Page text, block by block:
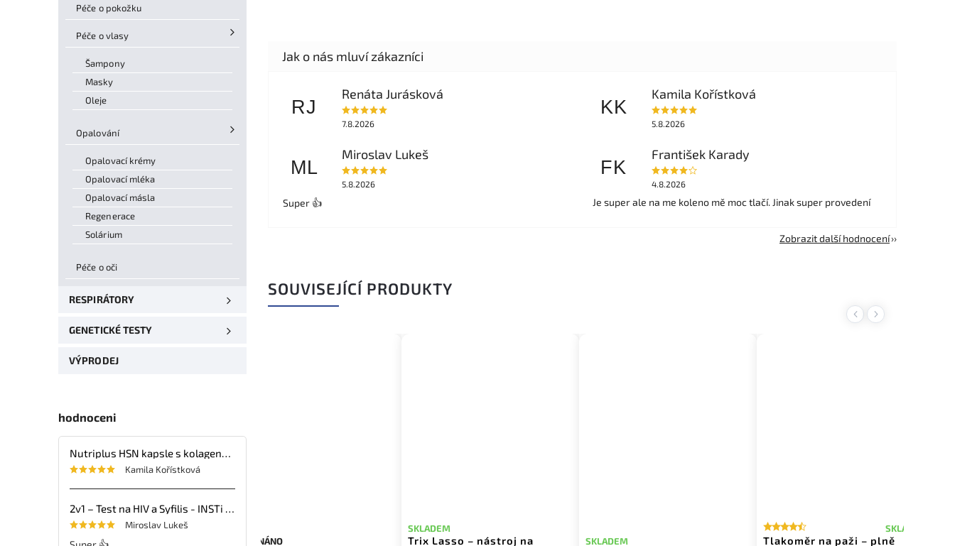
Péče o pokožku
Péče o vlasy
Šampony
Masky
Oleje
Opalování
Opalovací krémy
Opalovací mléka
Opalovací másla
Regenerace
Solárium
Péče o oči
RESPIRÁTORY
GENETICKÉ TESTY
VÝPRODEJ
hodnoceni
Kamila Kořístková
Miroslav Lukeš
RJ
Renáta Jurásková
7.8.2026
KK
Kamila Kořístková
5.8.2026
ML
Miroslav Lukeš
5.8.2026
Super 👍
FK
František Karady
4.8.2026
Je super ale na me koleno mě moc tlačí. Jinak super provedení
Zobrazit další hodnocení
SOUVISEJÍCÍ PRODUKTY
Previous
OBJEDNÁNO
Trix Lasso – nástroj na
SKLADEM
SKLADEM
Tlakoměr na paži – plně
SKLADEM
Next